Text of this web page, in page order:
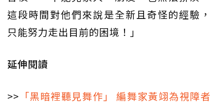
這段時間對他們來說是全新且奇怪的經驗，
只能努力走出目前的困境！」
延伸閱讀
>> 「黑暗裡聽見舞作」 編舞家黃翊為視障者